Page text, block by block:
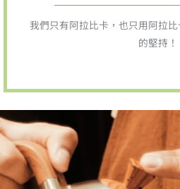
我們只有阿拉比卡，也只用阿拉
的堅持！